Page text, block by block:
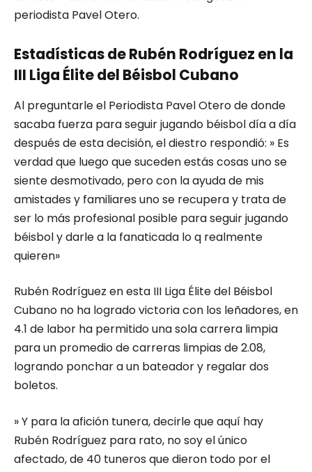
periodista Pavel Otero.
Estadísticas de Rubén Rodríguez en la
III Liga Élite del Béisbol Cubano
Al preguntarle el Periodista Pavel Otero de donde
sacaba fuerza para seguir jugando béisbol día a día
después de esta decisión, el diestro respondió: » Es
verdad que luego que suceden estás cosas uno se
siente desmotivado, pero con la ayuda de mis
amistades y familiares uno se recupera y trata de
ser lo más profesional posible para seguir jugando
béisbol y darle a la fanaticada lo q realmente
quieren»
Rubén Rodríguez en esta III Liga Élite del Béisbol
Cubano no ha logrado victoria con los leñadores, en
4.1 de labor ha permitido una sola carrera limpia
para un promedio de carreras limpias de 2.08,
logrando ponchar a un bateador y regalar dos
boletos.
» Y para la afición tunera, decirle que aquí hay
Rubén Rodríguez para rato, no soy el único
afectado, de 40 tuneros que dieron todo por el